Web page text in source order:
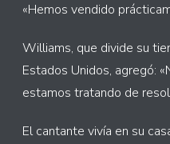
«Hemos vendido
Williams, que divide su
Estados Unidos, agregó:
estamos tratando de
El cantante vivía en su